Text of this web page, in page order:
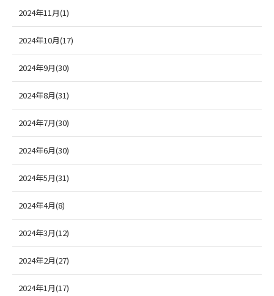
2024年11月(1)
2024年10月(17)
2024年9月(30)
2024年8月(31)
2024年7月(30)
2024年6月(30)
2024年5月(31)
2024年4月(8)
2024年3月(12)
2024年2月(27)
2024年1月(17)